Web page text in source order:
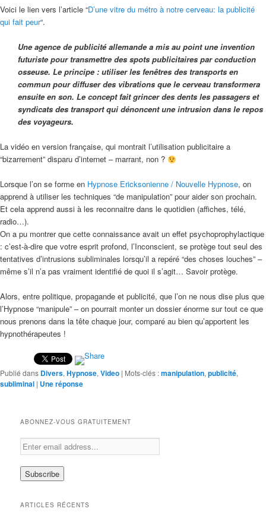
Voici le lien vers l’article “D’une vitre du métro à notre cerveau: la publicité
qui fait peur“.
Une agence de publicité allemande a mis au point une invention
futuriste pour transmettre des spots publicitaires par conduction
osseuse. Le principe : utiliser les fenêtres des transports en
commun pour diffuser des vibrations que le cerveau transformera
ensuite en son. Le concept fait grincer des dents les passagers et
syndicats des transport qui dénoncent une intrusion dans le repos
des voyageurs.
La vidéo en version française, qui montrait l’utilisation publicitaire a
“bizarrement” disparu d’internet – marrant, non ?
Lorsque l’on se forme en Hypnose Ericksonienne / Nouvelle Hypnose, on
apprend à utiliser les techniques “de manipulation” pour aider son prochain.
Et cela apprend aussi à les reconnaitre dans le quotidien (affiches, télé,
radio…).
On a pu montrer que cette connaissance avait un effet psychoprophylactique
: c’est-à-dire que votre esprit profond, l’Inconscient, se protège tout seul des
tentatives d’intrusions subliminales lorsqu’il a repéré “des choses louches” –
même s’il n’a pas vraiment identifié de quoi il s’agit… Savoir protège.
Alors, entre politique, propagande et publicité, que l’on ne nous dise plus que
l’Hypnose “manipule” – on pourrait monter un dossier énorme sur tout ce que
nous prenons dans la tête chaque jour, comparé au bien qu’apportent les
hypnothérapeutes !
Publié dans Divers, Hypnose, Video | Mots-clés :manipulation, publicité,
subliminal | Uneréponse
ABONNEZ-VOUS GRATUITEMENT
ARTICLES RÉCENTS